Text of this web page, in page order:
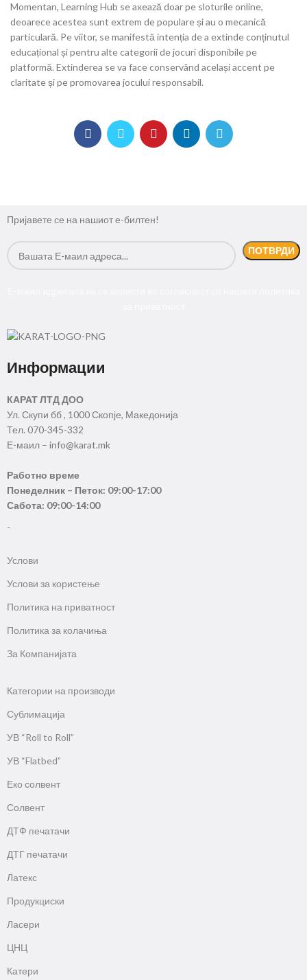
Momentan, Learning Hub se axează doar pe sloturile online,
deoarece acestea sunt extrem de populare și au o mecanică
particulară. Pe viitor, se manifestă intenția de a extinde conținutul
educațional și pentru alte categorii de jocuri disponibile pe
platformă. Extinderea se va face conservând același accent pe
claritate și pe promovarea jocului responsabil.
Пријавете се на нашиот е-билтен!
Информации
КАРАТ ЛТД ДОО
Ул. Скупи бб , 1000 Скопје, Македонија
Тел. 070-345-332
Е-маил – info@karat.mk
Работно време
Понеделник – Петок: 09:00-17:00
Сабота: 09:00-14:00
-
Услови
Услови за користење
Политика на приватност
Политика за колачиња
За Компанијата
Категории на производи
Сублимација
УВ “Roll to Roll”
УВ “Flatbed”
Еко солвент
Солвент
ДТФ печатачи
ДТГ печатачи
Латекс
Продукциски
Ласери
ЦНЦ
Катери